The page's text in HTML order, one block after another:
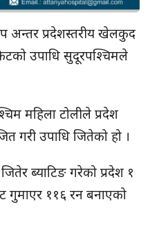
अन्तर प्रदेशस्तरीय खेलकुद
उपाधि सुदूरपश्चिमले
महिला टोलीले प्रदेश
गरी उपाधि जितेको हो ।
ब्याटिङ गरेको प्रदेश १
गुमाएर ११६ रन बनाएको